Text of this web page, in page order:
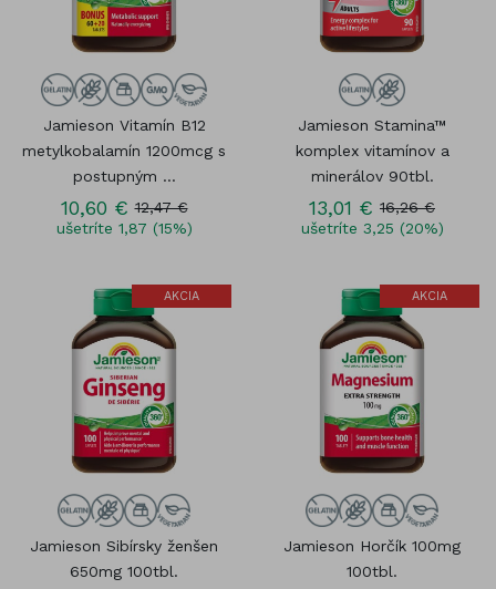
Jamieson Vitamín B12
metylkobalamín 1200mcg s
postupným ...
10,60 € 12,47 €
ušetríte 1,87 (15%)
Jamieson Stamina™
komplex vitamínov a
minerálov 90tbl.
13,01 € 16,26 €
ušetríte 3,25 (20%)
AKCIA
Jamieson Sibírsky ženšen
650mg 100tbl.
AKCIA
Jamieson Horčík 100mg
100tbl.